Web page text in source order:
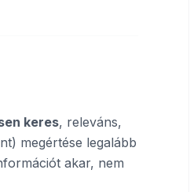
keres, releváns,
megértése legalább
akar, nem